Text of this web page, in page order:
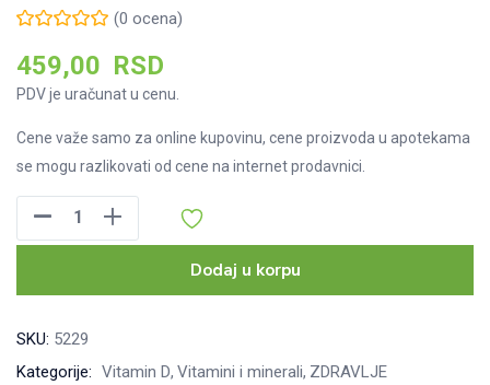
(0 ocena)
459,00 RSD
PDV je uračunat u cenu.
Cene važe samo za online kupovinu, cene proizvoda u apotekama
se mogu razlikovati od cene na internet prodavnici.
kapi-
rastvor
Dodaj u korpu
SKU: 5229
Kategorije: Vitamin D Vitamini i minerali ZDRAVLJE